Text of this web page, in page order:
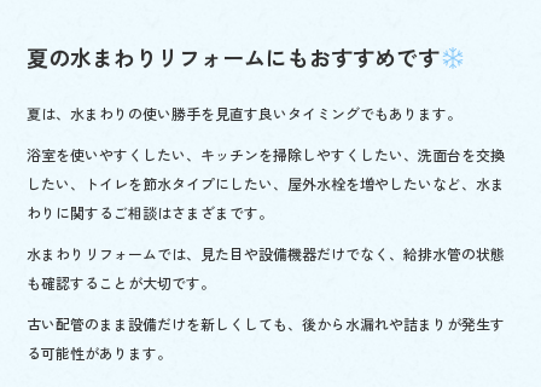
夏の水まわりリフォームにもおすすめです
夏は、水まわりの使い勝手を見直す良いタイミングでもあります。
浴室を使いやすくしたい、キッチンを掃除しやすくしたい、洗面台を交換
したい、トイレを節水タイプにしたい、屋外水栓を増やしたいなど、水ま
わりに関するご相談はさまざまです。
水まわりリフォームでは、見た目や設備機器だけでなく、給排水管の状態
も確認することが大切です。
古い配管のまま設備だけを新しくしても、後から水漏れや詰まりが発生す
る可能性があります。